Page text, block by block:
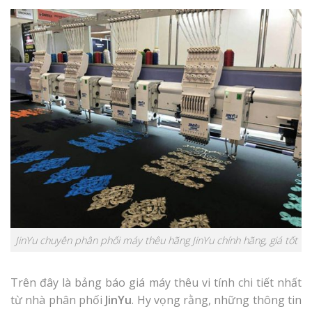
JinYu chuyên phân phối máy thêu hãng JinYu chính hãng, giá tốt
Trên đây là bảng báo giá máy thêu vi tính chi tiết nhất
từ nhà phân phối JinYu. Hy vọng rằng, những thông tin